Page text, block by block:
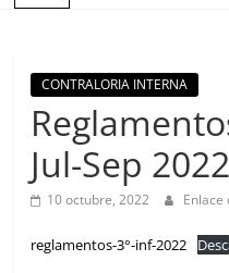
CONTRALORIA INTERNA
Jul-Sep 2022
10 octubre, 2022
reglamentos-3°-inf-2022